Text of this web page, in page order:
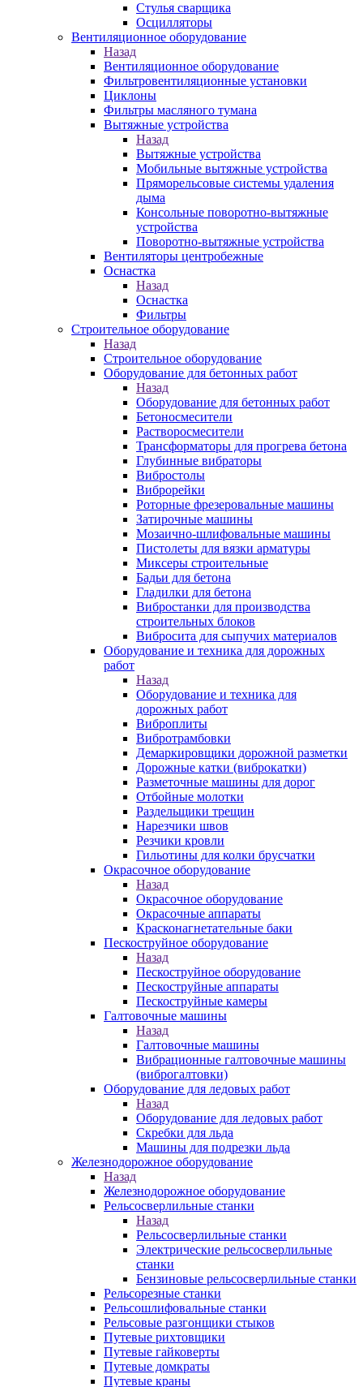
Стулья сварщика
Осцилляторы
Вентиляционное оборудование
Назад
Вентиляционное оборудование
Фильтровентиляционные установки
Циклоны
Фильтры масляного тумана
Вытяжные устройства
Назад
Вытяжные устройства
Мобильные вытяжные устройства
Пряморельсовые системы удаления
дыма
Консольные поворотно-вытяжные
устройства
Поворотно-вытяжные устройства
Вентиляторы центробежные
Оснастка
Назад
Оснастка
Фильтры
Строительное оборудование
Назад
Строительное оборудование
Оборудование для бетонных работ
Назад
Оборудование для бетонных работ
Бетоносмесители
Растворосмесители
Трансформаторы для прогрева бетона
Глубинные вибраторы
Вибростолы
Виброрейки
Роторные фрезеровальные машины
Затирочные машины
Мозаично-шлифовальные машины
Пистолеты для вязки арматуры
Миксеры строительные
Бадьи для бетона
Гладилки для бетона
Вибростанки для производства
строительных блоков
Вибросита для сыпучих материалов
Оборудование и техника для дорожных
работ
Назад
Оборудование и техника для
дорожных работ
Виброплиты
Вибротрамбовки
Демаркировщики дорожной разметки
Дорожные катки (виброкатки)
Разметочные машины для дорог
Отбойные молотки
Раздельщики трещин
Нарезчики швов
Резчики кровли
Гильотины для колки брусчатки
Окрасочное оборудование
Назад
Окрасочное оборудование
Окрасочные аппараты
Красконагнетательные баки
Пескоструйное оборудование
Назад
Пескоструйное оборудование
Пескоструйные аппараты
Пескоструйные камеры
Галтовочные машины
Назад
Галтовочные машины
Вибрационные галтовочные машины
(виброгалтовки)
Оборудование для ледовых работ
Назад
Оборудование для ледовых работ
Скребки для льда
Машины для подрезки льда
Железнодорожное оборудование
Назад
Железнодорожное оборудование
Рельсосверлильные станки
Назад
Рельсосверлильные станки
Электрические рельсосверлильные
станки
Бензиновые рельсосверлильные станки
Рельсорезные станки
Рельсошлифовальные станки
Рельсовые разгонщики стыков
Путевые рихтовщики
Путевые гайковерты
Путевые домкраты
Путевые краны